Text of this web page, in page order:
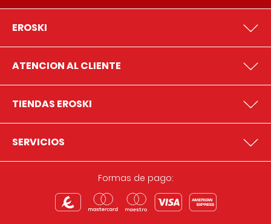
EROSKI
ATENCION AL CLIENTE
TIENDAS EROSKI
SERVICIOS
Formas de pago: